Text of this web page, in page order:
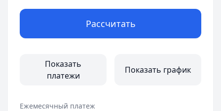
Рассчитать
Показать
платежи
Показать график
Ежемесячный платеж